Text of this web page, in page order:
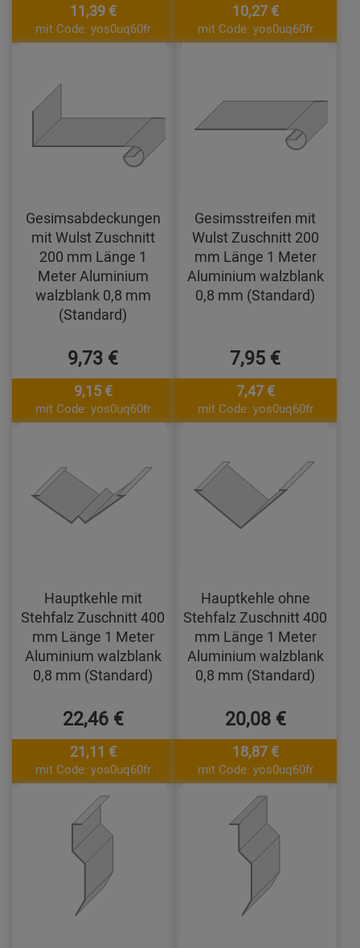
11,39 €
mit Code: yos0uq60fr
10,27 €
mit Code: yos0uq60fr
Gesimsabdeckungen
mit Wulst Zuschnitt
200 mm Länge 1
Meter Aluminium
walzblank 0,8 mm
(Standard)
9,73 €
9,15 €
mit Code: yos0uq60fr
Gesimsstreifen mit
Wulst Zuschnitt 200
mm Länge 1 Meter
Aluminium walzblank
0,8 mm (Standard)
7,95 €
7,47 €
mit Code: yos0uq60fr
Hauptkehle mit
Stehfalz Zuschnitt 400
mm Länge 1 Meter
Aluminium walzblank
0,8 mm (Standard)
22,46 €
21,11 €
mit Code: yos0uq60fr
Hauptkehle ohne
Stehfalz Zuschnitt 400
mm Länge 1 Meter
Aluminium walzblank
0,8 mm (Standard)
20,08 €
18,87 €
mit Code: yos0uq60fr